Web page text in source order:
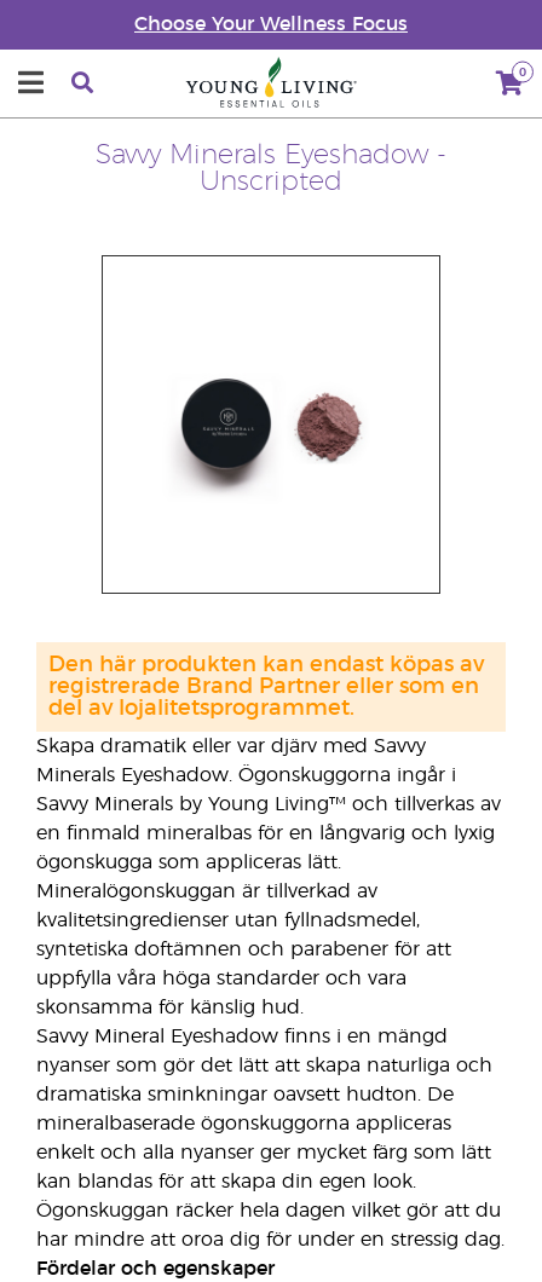
Choose Your Wellness Focus
0
Savvy Minerals Eyeshadow -
Unscripted
Skapa dramatik eller var djärv med Savvy
Minerals Eyeshadow. Ögonskuggorna ingår i
Savvy Minerals by Young Living™ och tillverkas av
en finmald mineralbas för en långvarig och lyxig
ögonskugga som appliceras lätt.
Mineralögonskuggan är tillverkad av
kvalitetsingredienser utan fyllnadsmedel,
syntetiska doftämnen och parabener för att
uppfylla våra höga standarder och vara
skonsamma för känslig hud.
Savvy Mineral Eyeshadow finns i en mängd
nyanser som gör det lätt att skapa naturliga och
dramatiska sminkningar oavsett hudton. De
mineralbaserade ögonskuggorna appliceras
enkelt och alla nyanser ger mycket färg som lätt
kan blandas för att skapa din egen look.
Ögonskuggan räcker hela dagen vilket gör att du
har mindre att oroa dig för under en stressig dag.
Fördelar och egenskaper
Den här produkten kan endast köpas av
registrerade Brand Partner eller som en
del av lojalitetsprogrammet.